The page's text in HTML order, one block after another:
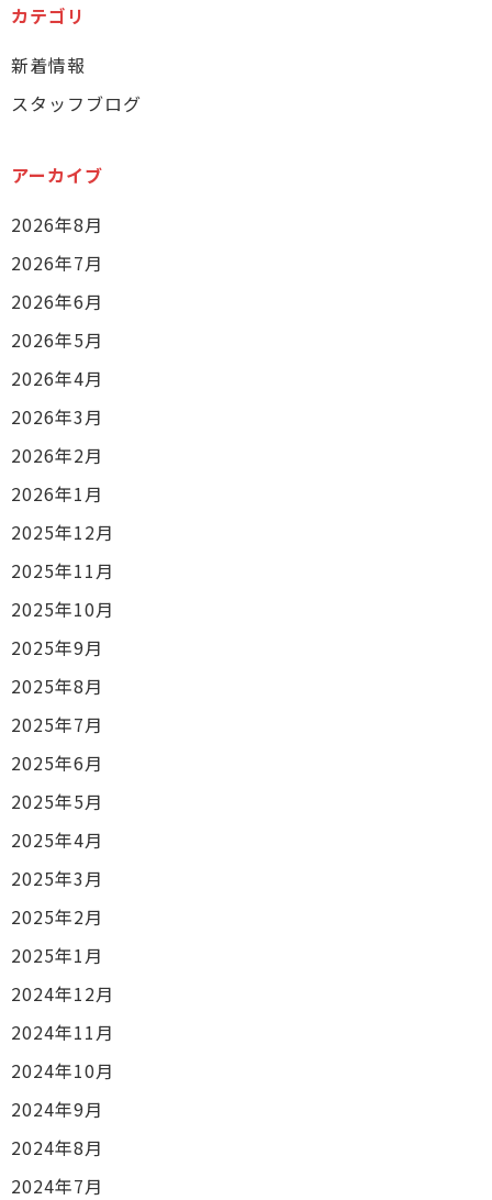
カテゴリ
新着情報
スタッフブログ
アーカイブ
2026年8月
2026年7月
2026年6月
2026年5月
2026年4月
2026年3月
2026年2月
2026年1月
2025年12月
2025年11月
2025年10月
2025年9月
2025年8月
2025年7月
2025年6月
2025年5月
2025年4月
2025年3月
2025年2月
2025年1月
2024年12月
2024年11月
2024年10月
2024年9月
2024年8月
2024年7月